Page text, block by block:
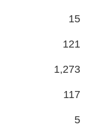
15
121
1,273
117
5